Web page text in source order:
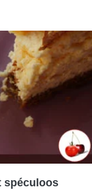
spéculoos